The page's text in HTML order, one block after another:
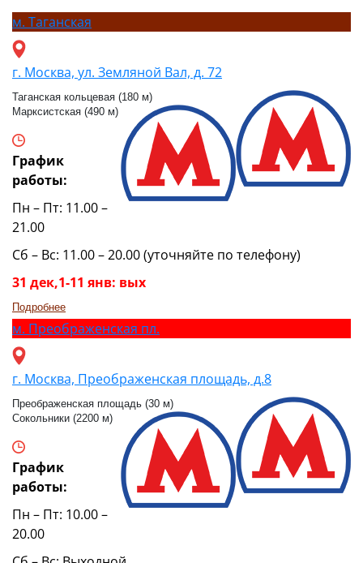
м. Таганская
г. Москва, ул. Земляной Вал, д. 72
Таганская кольцевая (180 м)
Марксистская (490 м)
График
работы:
Пн – Пт: 11.00 –
21.00
Сб – Вс: 11.00 – 20.00 (уточняйте по телефону)
31 дек,1-11 янв: вых
Подробнее
м. Преображенская пл.
г. Москва, Преображенская площадь, д.8
Преображенская площадь (30 м)
Сокольники (2200 м)
График
работы:
Пн – Пт: 10.00 –
20.00